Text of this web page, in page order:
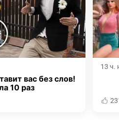
вас без слов!
10 раз
13 ч.